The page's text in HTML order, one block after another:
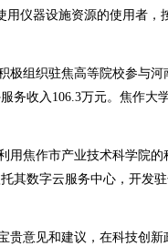
用仪器设施资源的使用者
极组织驻焦高等院校参与
务收入106.3万元。焦作
用焦作市产业技术科学院
其数字云服务中心，开发
贵意见和建议，在科技创